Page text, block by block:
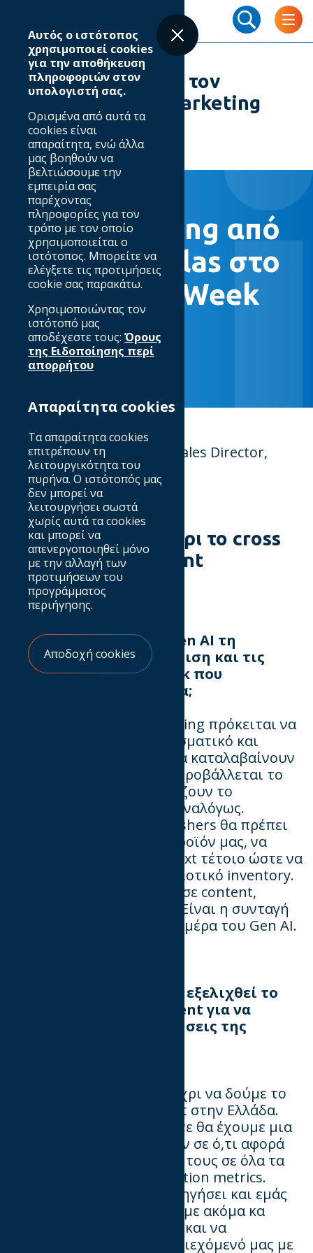
main
content
Digital Shaping από τον
#IABHellas στο #Marketing
Week 12/01/2026
13.01.2026
Digital Shaping από
τον #IABHellas στο
#Marketing Week
12/01/2026
Από τον Κώστα Ντάλλα, Sales Director,
Emsa Media.
Έχουμε δρόμο μέχρι το cross
media measurement
Πώςθαεπηρεάσειτο Gen AI τη
προγραμματικήδιαφήμιση και τις
στρατηγικέςμάρκετινγκ που
δεδομένα;
Το programmatic advertising πρόκειται να
γίνει σαφώς πιο αποτελεσματικό και
αποδοτικό. Τα μοντέλα θα καταλαβαίνουν
το context στο οποίο θα προβάλλεται το
μήνυμα και θα προσαρμόζουν το
δημιουργικό και το CTA αναλόγως.
Ειδικότερα εμείς οι publishers θα πρέπει
να διαφοροποιούμε το προϊόν μας, να
παράγουμε αξία και context τέτοιο ώστε να
έχουμε loyal users και ποιοτικό inventory.
Αυτό σημαίνει επένδυση σε content,
εκπαίδευση, τεχνολογία. Είναι η συνταγή
επιβίωσης στην επόμενη μέρα του Gen AI.
εξελιχθεί το
measurement γιανα
προκλήσεις της
Αρχικά, έχουμε δρόμο μέχρι να δούμε το
cross media measurement στην Ελλάδα.
Όταν και αν το δούμε, τότε θα έχουμε μια
σαφή σύγκριση των μέσων σε ό,τι αφορά
την αποτελεσματικότητα τους σε όλα τα
KPIs και κυρίως στα attention metrics.
Αυτό αναπόφευκτα θα οδηγήσει και εμάς
τους publishers να μάθουμε ακόμα κα
λύτερα τους χρήστες μας και να
χαρτογραφήσουμε το περιεχόμενό μας με
Αυτός ο ιστότοπος
χρησιμοποιεί cookies
για την αποθήκευση
πληροφοριών στον
υπολογιστή σας.
Ορισμένα από αυτά τα
cookies είναι
απαραίτητα, ενώ άλλα
μας βοηθούν να
βελτιώσουμε την
εμπειρία σας
παρέχοντας
πληροφορίες για τον
τρόπο με τον οποίο
χρησιμοποιείται ο
ιστότοπος. Μπορείτε να
ελέγξετε τις προτιμήσεις
cookie σας παρακάτω.
Χρησιμοποιώντας τον
ιστότοπό μας
αποδέχεστε τους: Όρους
της Ειδοποίησης περί
απορρήτου
Απαραίτητα cookies
Τα απαραίτητα cookies
επιτρέπουν τη
λειτουργικότητα του
πυρήνα. Ο ιστότοπός μας
δεν μπορεί να
λειτουργήσει σωστά
χωρίς αυτά τα cookies
και μπορεί να
απενεργοποιηθεί μόνο
με την αλλαγή των
προτιμήσεων του
προγράμματος
περιήγησης.
Αποδοχή cookies